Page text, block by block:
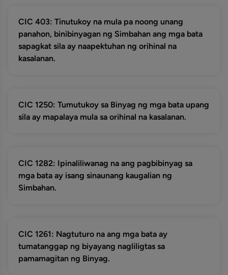
CIC 403: Tinutukoy na mula pa noong unang
panahon, binibinyagan ng Simbahan ang mga bata
sapagkat sila ay naapektuhan ng orihinal na
kasalanan.
CIC 1250: Tumutukoy sa Binyag ng mga bata upang
sila ay mapalaya mula sa orihinal na kasalanan.
CIC 1282: Ipinaliliwanag na ang pagbibinyag sa
mga bata ay isang sinaunang kaugalian ng
Simbahan.
CIC 1261: Nagtuturo na ang mga bata ay
tumatanggap ng biyayang nagliligtas sa
pamamagitan ng Binyag.